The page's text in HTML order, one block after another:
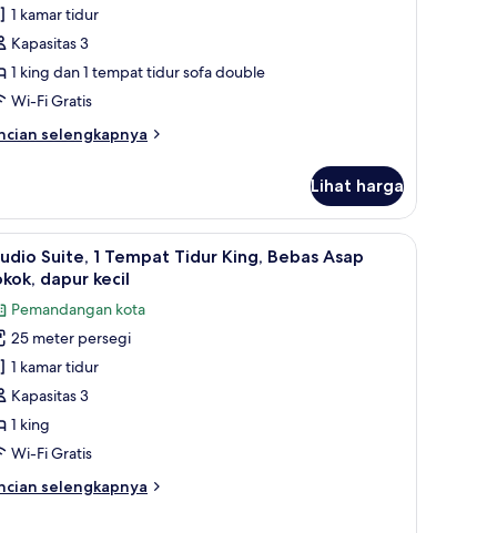
1 kamar tidur
Kapasitas 3
1 king dan 1 tempat tidur sofa double
Wi-Fi Gratis
selengkapnya
Lihat harga
Studio Suite, 1 Tempat Tidur King, Bebas
3
Suite, 1 Tempat Tidur King, Bebas Asap
dapur kecil
Pemandangan kota
25 meter persegi
1 kamar tidur
Kapasitas 3
1 king
Wi-Fi Gratis
selengkapnya